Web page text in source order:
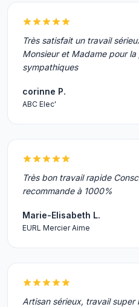
Très satisfait un travail
Monsieur et Madame pour
sympathiques
corinne P.
ABC Elec'
Très bon travail rapide
recommande à 1000%
Marie-Elisabeth L.
EURL Mercier Aime
Artisan sérieux, travail